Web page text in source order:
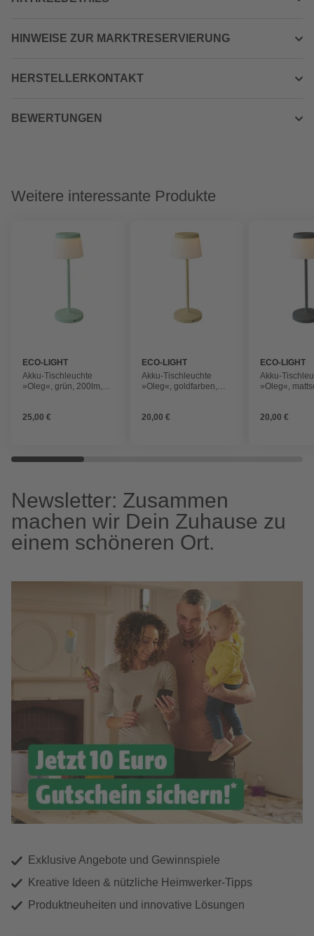
HINWEISE ZUR MARKTRESERVIERUNG
HERSTELLERKONTAKT
BEWERTUNGEN
Weitere interessante Produkte
ECO-LIGHT
Akku-Tischleuchte
»Oleg«, grün, 200lm,
25,00 €
ECO-LIGHT
Akku-Tischleuchte
»Oleg«, goldfarben,
20,00 €
ECO-LIGHT
Akku-
»Oleg«,
20,00 €
Newsletter: Zusammen
machen wir Dein Zuhause zu
einem schöneren Ort.
Exklusive Angebote und Gewinnspiele
Kreative Ideen & nützliche Heimwerker-Tipps
Produktneuheiten und innovative Lösungen